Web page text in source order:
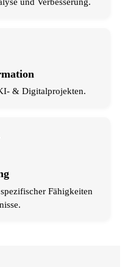
& Digitalprojekten.
Fähigkeiten